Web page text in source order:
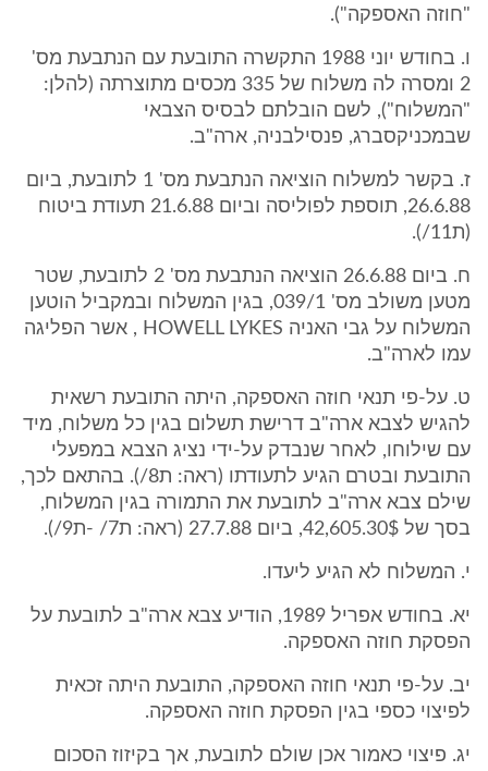
"חוזה האספקה").
ו. בחודש יוני 1988 התקשרה התובעת עם הנתבעת מס'
2 ומסרה לה משלוח של 335 מכסים מתוצרתה (להלן:
"המשלוח"), לשם הובלתם לבסיס הצבאי
שבמכניקסברג, פנסילבניה, ארה"ב.
ז. בקשר למשלוח הוציאה הנתבעת מס' 1 לתובעת, ביום
26.6.88, תוספת לפוליסה וביום 21.6.88 תעודת ביטוח
(ת11/).
ח. ביום 26.6.88 הוציאה הנתבעת מס' 2 לתובעת, שטר
מטען משולב מס' 039/1, בגין המשלוח ובמקביל הוטען
המשלוח על גבי האניה HOWELL LYKES , אשר הפליגה
עמו לארה"ב.
ט. על-פי תנאי חוזה האספקה, היתה התובעת רשאית
להגיש לצבא ארה"ב דרישת תשלום בגין כל משלוח, מיד
עם שילוחו, לאחר שנבדק על-ידי נציג הצבא במפעלי
התובעת ובטרם הגיע לתעודתו (ראה: ת8/). בהתאם לכך,
שילם צבא ארה"ב לתובעת את התמורה בגין המשלוח,
בסך של 42,605.30$, ביום 27.7.88 (ראה: ת7/ -ת9/).
י. המשלוח לא הגיע ליעדו.
יא. בחודש אפריל 1989, הודיע צבא ארה"ב לתובעת על
הפסקת חוזה האספקה.
יב. על-פי תנאי חוזה האספקה, התובעת היתה זכאית
לפיצוי כספי בגין הפסקת חוזה האספקה.
יג. פיצוי כאמור אכן שולם לתובעת, אך בקיזוז הסכום